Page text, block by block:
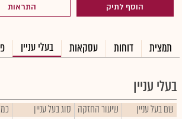
הוסף לתיק התראות
תמצית דוחות עסקאות בעלי עניין
בעלי עניין
שם בעל עניין שיעור החזקה סוג בעל עניין